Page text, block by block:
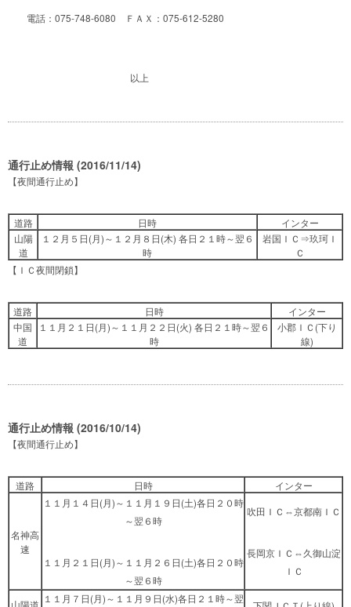
電話：075-748-6080 ＦＡＸ：075-612-5280
以上
通行止め情報 (2016/11/14)
【夜間通行止め】
道路 日時
インター
山陽
道
１２月５日(月)～１２月８日(木) 各日２１時～翌６
時
岩国ＩＣ⇒玖珂Ｉ
Ｃ
【ＩＣ夜間閉鎖】
道路 日時
インター
中国
道
１１月２１日(月)～１１月２２日(火) 各日２１時～翌６
時
小郡ＩＣ(下り
線)
通行止め情報 (2016/10/14)
【夜間通行止め】
道路 日時 インター
名神高
速
１１月１４日(月)～１１月１９日(土)各日２０時
～翌６時
１１月２１日(月)～１１月２６日(土)各日２０時
～翌６時
吹田ＩＣ⇔京都南ＩＣ
長岡京ＩＣ⇔久御山淀
ＩＣ
山陽道 １１月７日(月)～１１月９日(水)各日２１時～翌